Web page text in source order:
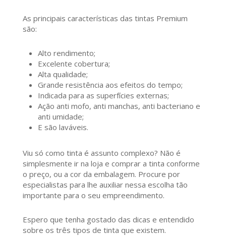
As principais características das tintas Premium
são:
Alto rendimento;
Excelente cobertura;
Alta qualidade;
Grande resistência aos efeitos do tempo;
Indicada para as superfícies externas;
Ação anti mofo, anti manchas, anti bacteriano e
anti umidade;
E são laváveis.
Viu só como tinta é assunto complexo? Não é
simplesmente ir na loja e comprar a tinta conforme
o preço, ou a cor da embalagem. Procure por
especialistas para lhe auxiliar nessa escolha tão
importante para o seu empreendimento.
Espero que tenha gostado das dicas e entendido
sobre os três tipos de tinta que existem.